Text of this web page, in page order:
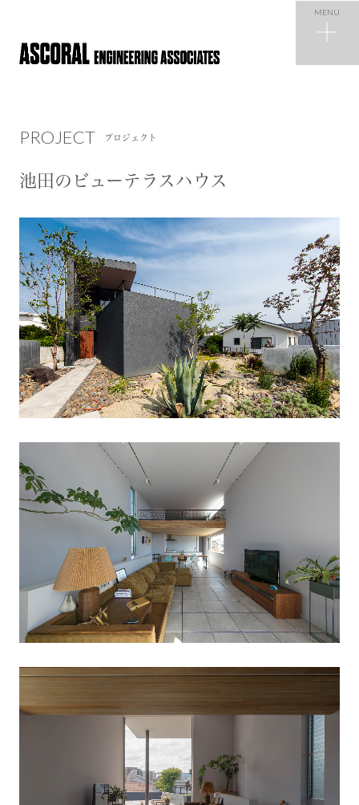
NEWS ニュース
COMPANY 会社概要
RECRUIT 採用情報
CONTACT お問い合わせ
MENU
PROJECT プロジェクト
池田のビューテラスハウス